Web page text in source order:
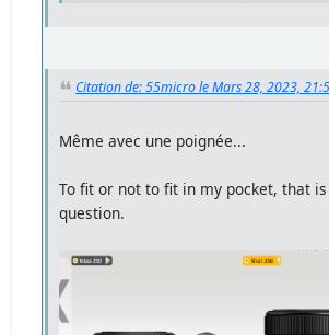
Citation de: 55micro le Mars 28, 2023,
Même avec une poignée...
To fit or not to fit in my pocket, that
question.